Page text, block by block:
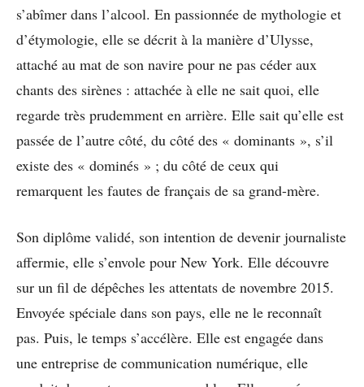
s’abîmer dans l’alcool. En passionnée de mythologie et
d’étymologie, elle se décrit à la manière d’Ulysse,
attaché au mat de son navire pour ne pas céder aux
chants des sirènes : attachée à elle ne sait quoi, elle
regarde très prudemment en arrière. Elle sait qu’elle est
passée de l’autre côté, du côté des « dominants », s’il
existe des « dominés » ; du côté de ceux qui
remarquent les fautes de français de sa grand-mère.
Son diplôme validé, son intention de devenir journaliste
affermie, elle s’envole pour New York. Elle découvre
sur un fil de dépêches les attentats de novembre 2015.
Envoyée spéciale dans son pays, elle ne le reconnaît
pas. Puis, le temps s’accélère. Elle est engagée dans
une entreprise de communication numérique, elle